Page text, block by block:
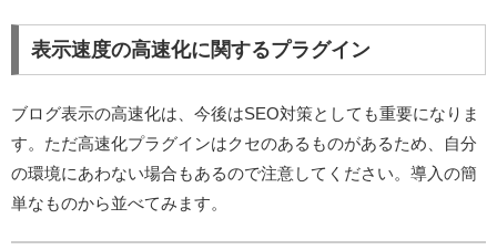
表示速度の高速化に関するプラグイン
ブログ表示の高速化は、今後はSEO対策としても重要になりま
す。ただ高速化プラグインはクセのあるものがあるため、自分
の環境にあわない場合もあるので注意してください。導入の簡
単なものから並べてみます。